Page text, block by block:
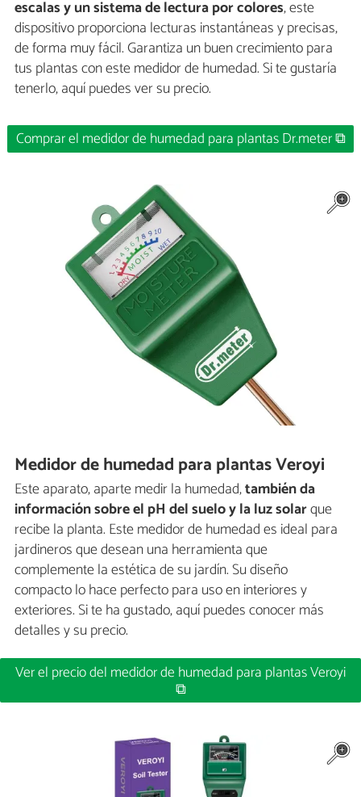
escalas y un sistema de lectura por colores, este
dispositivo proporciona lecturas instantáneas y precisas,
de forma muy fácil. Garantiza un buen crecimiento para
tus plantas con este medidor de humedad. Si te gustaría
tenerlo, aquí puedes ver su precio.
Comprar el medidor de humedad para plantas Dr.meter ⧉
Medidor de humedad para plantas Veroyi
Este aparato, aparte medir la humedad,también da
información sobre el pH del suelo y la luz solarque
recibe la planta. Este medidor de humedad es ideal para
jardineros que desean una herramienta que
complemente la estética de su jardín. Su diseño
compacto lo hace perfecto para uso en interiores y
exteriores. Si te ha gustado, aquí puedes conocer más
detalles y su precio.
Ver el precio del medidor de humedad para plantas Veroyi
⧉